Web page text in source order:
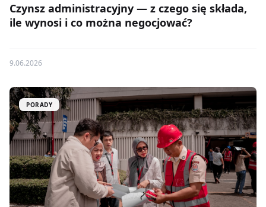
Czynsz administracyjny — z czego się składa,
ile wynosi i co można negocjować?
9.06.2026
PORADY